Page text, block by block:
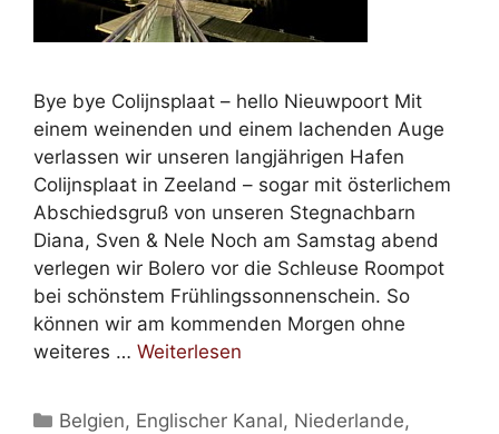
Bye bye Colijnsplaat – hello Nieuwpoort Mit
einem weinenden und einem lachenden Auge
verlassen wir unseren langjährigen Hafen
Colijnsplaat in Zeeland – sogar mit österlichem
Abschiedsgruß von unseren Stegnachbarn
Diana, Sven & Nele Noch am Samstag abend
verlegen wir Bolero vor die Schleuse Roompot
bei schönstem Frühlingssonnenschein. So
können wir am kommenden Morgen ohne
weiteres … Weiterlesen
Kategorien
Belgien, Englischer Kanal, Niederlande,